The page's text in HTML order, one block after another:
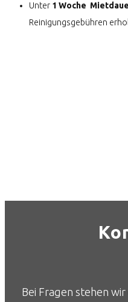
Unter 1 Woche
Reinigungsgebühren
Bei Fragen stehen